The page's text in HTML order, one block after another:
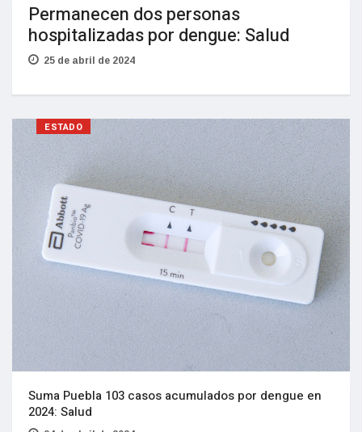
Permanecen dos personas
hospitalizadas por dengue: Salud
25 de abril de 2024
ESTADO
Suma Puebla 103 casos acumulados por dengue en
2024: Salud